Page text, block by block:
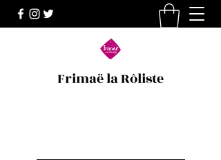
Frimaë la Rôliste